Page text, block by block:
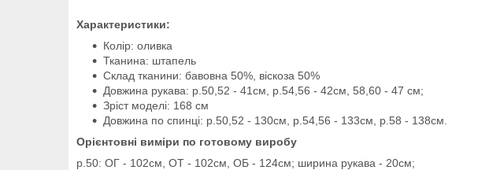
Характеристики:
Колір: оливка
Тканина: штапель
Склад тканини: бавовна 50%, віскоза 50%
Довжина рукава: р.50,52 - 41см, р.54,56 - 42см, 58,60 - 47 см;
Зріст моделі: 168 см
Довжина по спинці: р.50,52 - 130см, р.54,56 - 133см, р.58 - 138см.
Орієнтовні виміри по готовому виробу
р.50: ОГ - 102см, ОТ - 102см, ОБ - 124см; ширина рукава - 20см;